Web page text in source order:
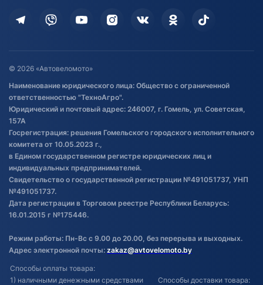
Дополнительные услуги
Оставить отзыв
Договор публичной оферты
Обработка файлов cookie
Постановка транспорта на учет
Обновления в ЭПТС 2024
© 2026 «Автовеломото»
Наименование юридического лица: Общество с ограниченной
ответственностью "ТехноАгро".
Юридический и почтовый адрес: 246007, г. Гомель, ул. Советская,
157А
Госрегистрация: решения Гомельского городского исполнительного
комитета от 10.05.2023 г.,
в Едином государственном регистре юридических лиц и
индивидуальных предпринимателей.
Свидетельство о государственной регистрации №491051737, УНП
№491051737.
Дата регистрации в Торговом реестре Республики Беларусь:
16.01.2015 г №175446.
Режим работы: Пн-Вс с 9.00 до 20.00, без перерыва и выходных.
Адрес электронной почты: zakaz@avtovelomoto.by
Способы оплаты товара:
1) наличными денежными средствами
Способы доставки товара: